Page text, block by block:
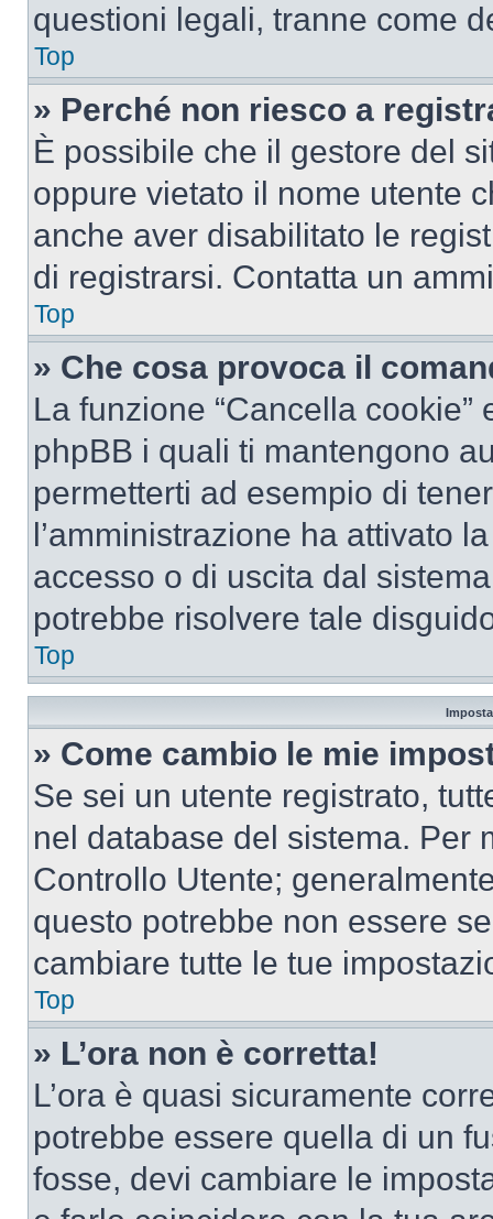
questioni legali, tranne come
Top
» Perché non riesco a
È possibile che il gestore del
oppure vietato il nome utente
anche aver disabilitato le
di registrarsi. Contatta un
Top
» Che cosa provoca il
La funzione “Cancella
phpBB i quali ti mantengono
permetterti ad esempio di
l’amministrazione ha attivato
accesso o di uscita dal
potrebbe risolvere tale
Top
» Come cambio le mie
Se sei un utente registrato,
nel database del sistema. Per
Controllo Utente;
questo potrebbe non essere
cambiare tutte le tue
Top
» L’ora non è corretta!
L’ora è quasi sicuramente
potrebbe essere quella di un
fosse, devi cambiare le